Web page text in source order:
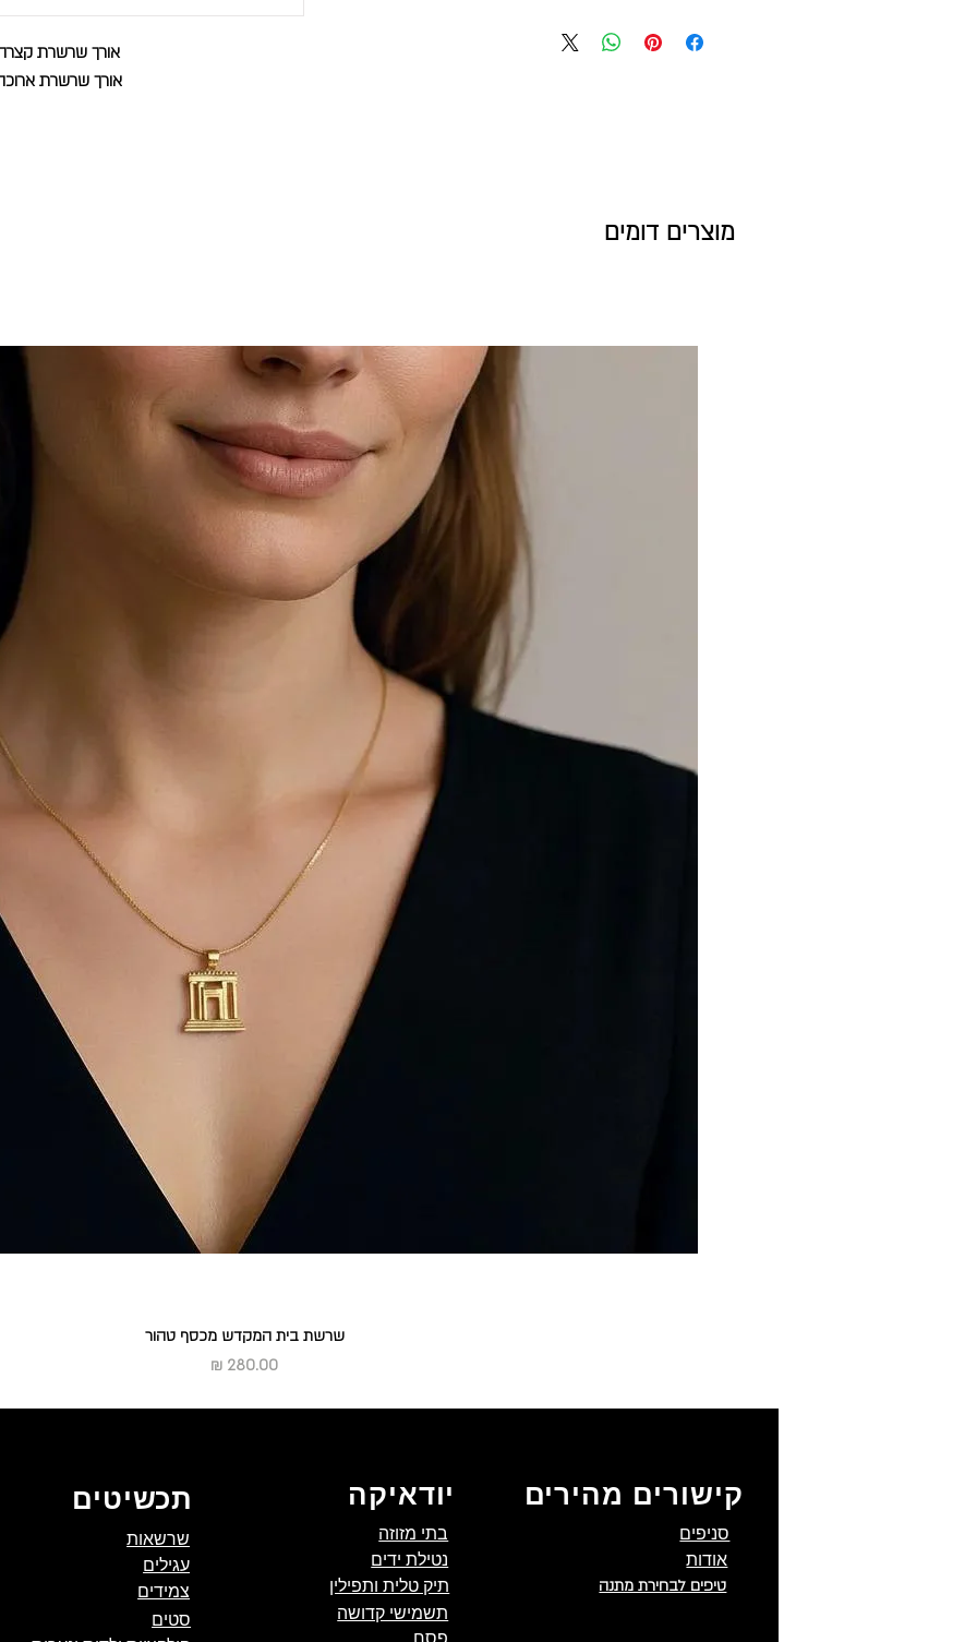
אורך שרשרת קצרה: 45
אורך שרשרת ארוכה: 55
דואר רשום- 15 ש"ח
האחריות אינה תקפה במקרים של שריטות, שברים או אובדן.
יום, בדואר חוזר או בחנויות שלנו, בתנאי שלא נעשה בהם
מוצרים דומים
שרשת בית המקדש מכסף טהור
מחיר
תכשיטים
שרשאות
עגילים
צמידים
סטים
יודאיקה
בתי מזוזה
נטילת ידים
תיק טלית ותפילין
תשמישי קדושה
קישורים מהירים
סניפים
אודות
טיפים לבחירת מתנה